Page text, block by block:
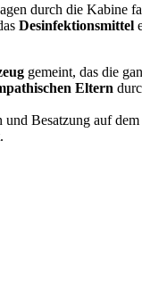
durch die Kabine
Desinfektionsmittel
gemeint, das die
Eltern
und Besatzung auf